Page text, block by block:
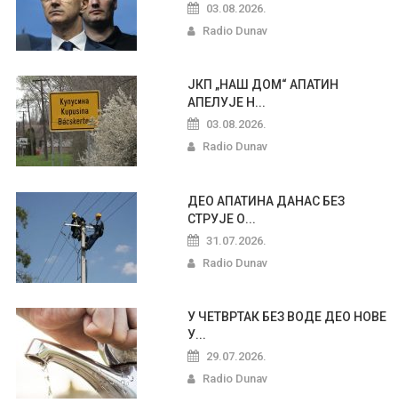
03.08.2026.
Radio Dunav
ЈКП „НАШ ДОМ“ АПАТИН
АПЕЛУЈЕ Н...
03.08.2026.
Radio Dunav
ДЕО АПАТИНА ДАНАС БЕЗ
СТРУЈЕ О...
31.07.2026.
Radio Dunav
У ЧЕТВРТАК БЕЗ ВОДЕ ДЕО НОВЕ
У...
29.07.2026.
Radio Dunav